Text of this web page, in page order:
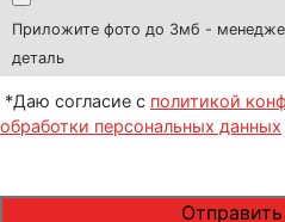
Приложите фото до 3мб -
деталь
*Даю согласие с политикой
обработки персональных данных